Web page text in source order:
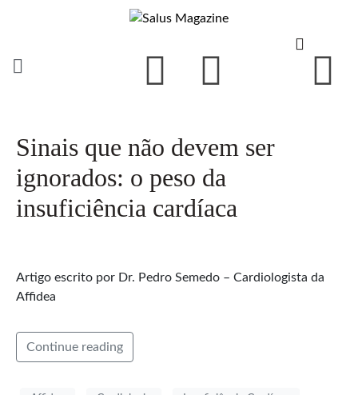
Sinais que não devem ser
ignorados: o peso da
insuficiência cardíaca
Artigo escrito por Dr. Pedro Semedo – Cardiologista da
Affidea
Continue reading